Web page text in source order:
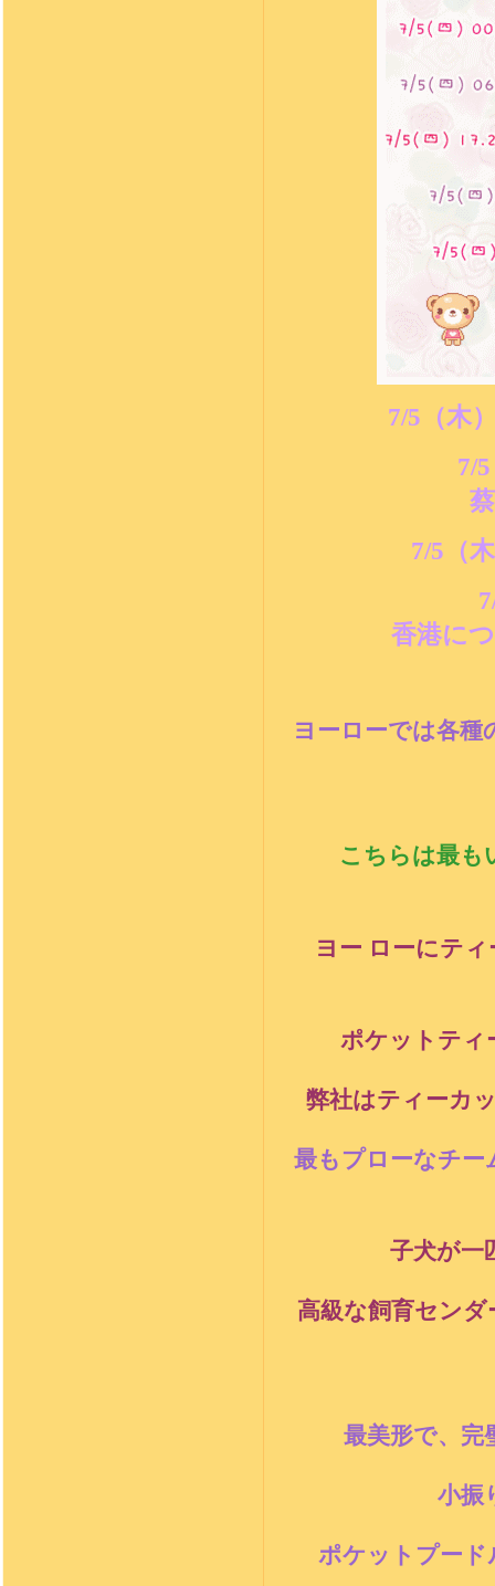
7/5 （木
7/5
7/5 （
香港に
ヨーローでは各
こちらは最も
ヨー ローにテ
ポケットティ
弊社はティーカ
最もプローなチー
子犬が一
高級な飼育セン
最美形で、完
小振
ポケットプード